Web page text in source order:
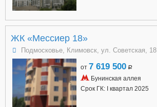
ЖК «Мессиер 18»
Подмосковье, Климовск, ул. Советская, 18
от 7 619 500 a
Бунинская аллея
Срок ГК: I квартал 2025